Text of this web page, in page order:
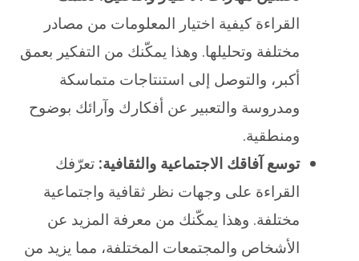
القراءة كيفية اختيار المعلومات من مصادر
مختلفة وتحليلها. وهذا يمكّنك من التفكير بعمق
أكبر، والتوصل إلى استنتاجات متماسكة
ومدروسة والتعبير عن أفكارك وآرائك بوضوح
ومنطقية.
توسع آفاقك الاجتماعية والثقافية: تعرّفك
القراءة على وجهات نظر ثقافية واجتماعية
مختلفة. وهذا يمكّنك من معرفة المزيد عن
الأشخاص والمجتمعات المختلفة، مما يزيد من